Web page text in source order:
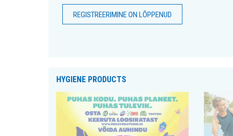
REGISTREERIMINE ON LÕPPENUD
HYGIENE PRODUCTS